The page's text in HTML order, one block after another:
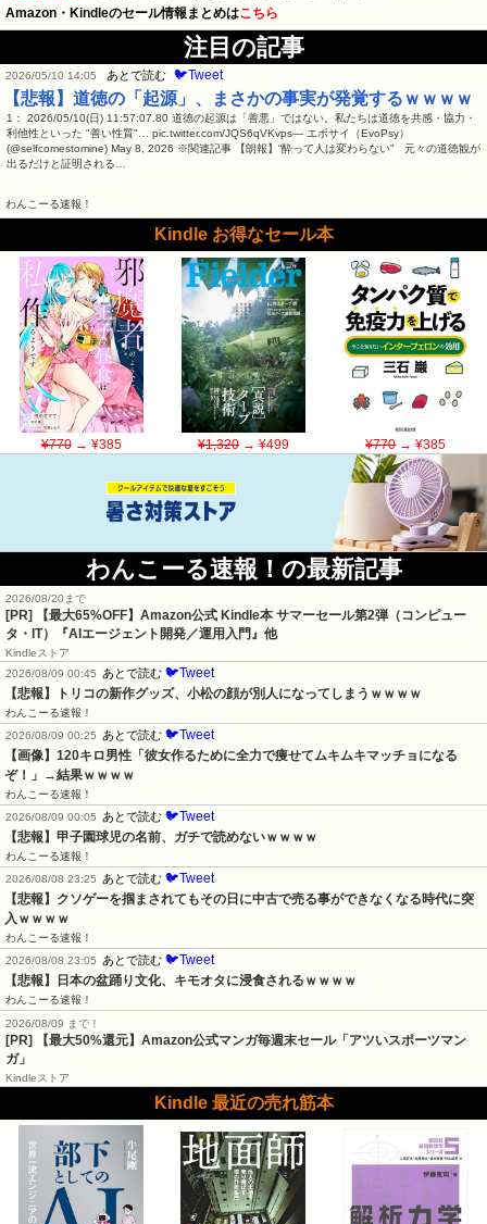
Amazon・Kindleのセール情報まとめはこちら
注目の記事
2026/05/10 14:05 あとで読む 🐦Tweet
【悲報】道徳の「起源」、まさかの事実が発覚するｗｗｗｗ
1： 2026/05/10(日) 11:57:07.80 道徳の起源は「善悪」ではない。私たちは道徳を共感・協力・
利他性といった "善い性質"… pic.twitter.com/JQS6qVKvps— エボサイ（EvoPsy）
(@selfcomestomine) May 8, 2026 ※関連記事 【朗報】“酔って人は変わらない” 元々の道徳観が
出るだけと証明される…
わんこーる速報！
Kindle お得なセール本
¥770→ ¥385 ¥1,320→ ¥499 ¥770→ ¥385
わんこーる速報！の最新記事
2026/08/20まで
[PR]
【最大65%OFF】Amazon公式 Kindle本 サマーセール第2弾（コンピュー
タ・IT）『AIエージェント開発／運用入門』他
Kindleストア
2026/08/09 00:45
あとで読む 🐦Tweet
【悲報】トリコの新作グッズ、小松の顔が別人になってしまうｗｗｗｗ
わんこーる速報！
2026/08/09 00:25
あとで読む 🐦Tweet
【画像】120キロ男性「彼女作るために全力で痩せてムキムキマッチョになる
ぞ！」→結果ｗｗｗｗ
わんこーる速報！
2026/08/09 00:05
あとで読む 🐦Tweet
【悲報】甲子園球児の名前、ガチで読めないｗｗｗｗ
わんこーる速報！
2026/08/08 23:25
あとで読む 🐦Tweet
【悲報】クソゲーを掴まされてもその日に中古で売る事ができなくなる時代に突
入ｗｗｗｗ
わんこーる速報！
2026/08/08 23:05
あとで読む 🐦Tweet
【悲報】日本の盆踊り文化、キモオタに浸食されるｗｗｗｗ
わんこーる速報！
2026/08/09 まで！
[PR]
【最大50%還元】Amazon公式マンガ毎週末セール「アツいスポーツマン
ガ」
Kindleストア
Kindle 最近の売れ筋本